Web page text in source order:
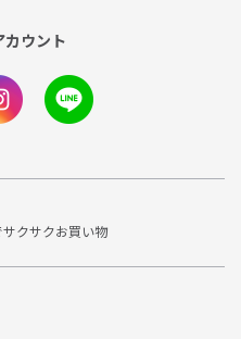
カウント
クサクお買い物